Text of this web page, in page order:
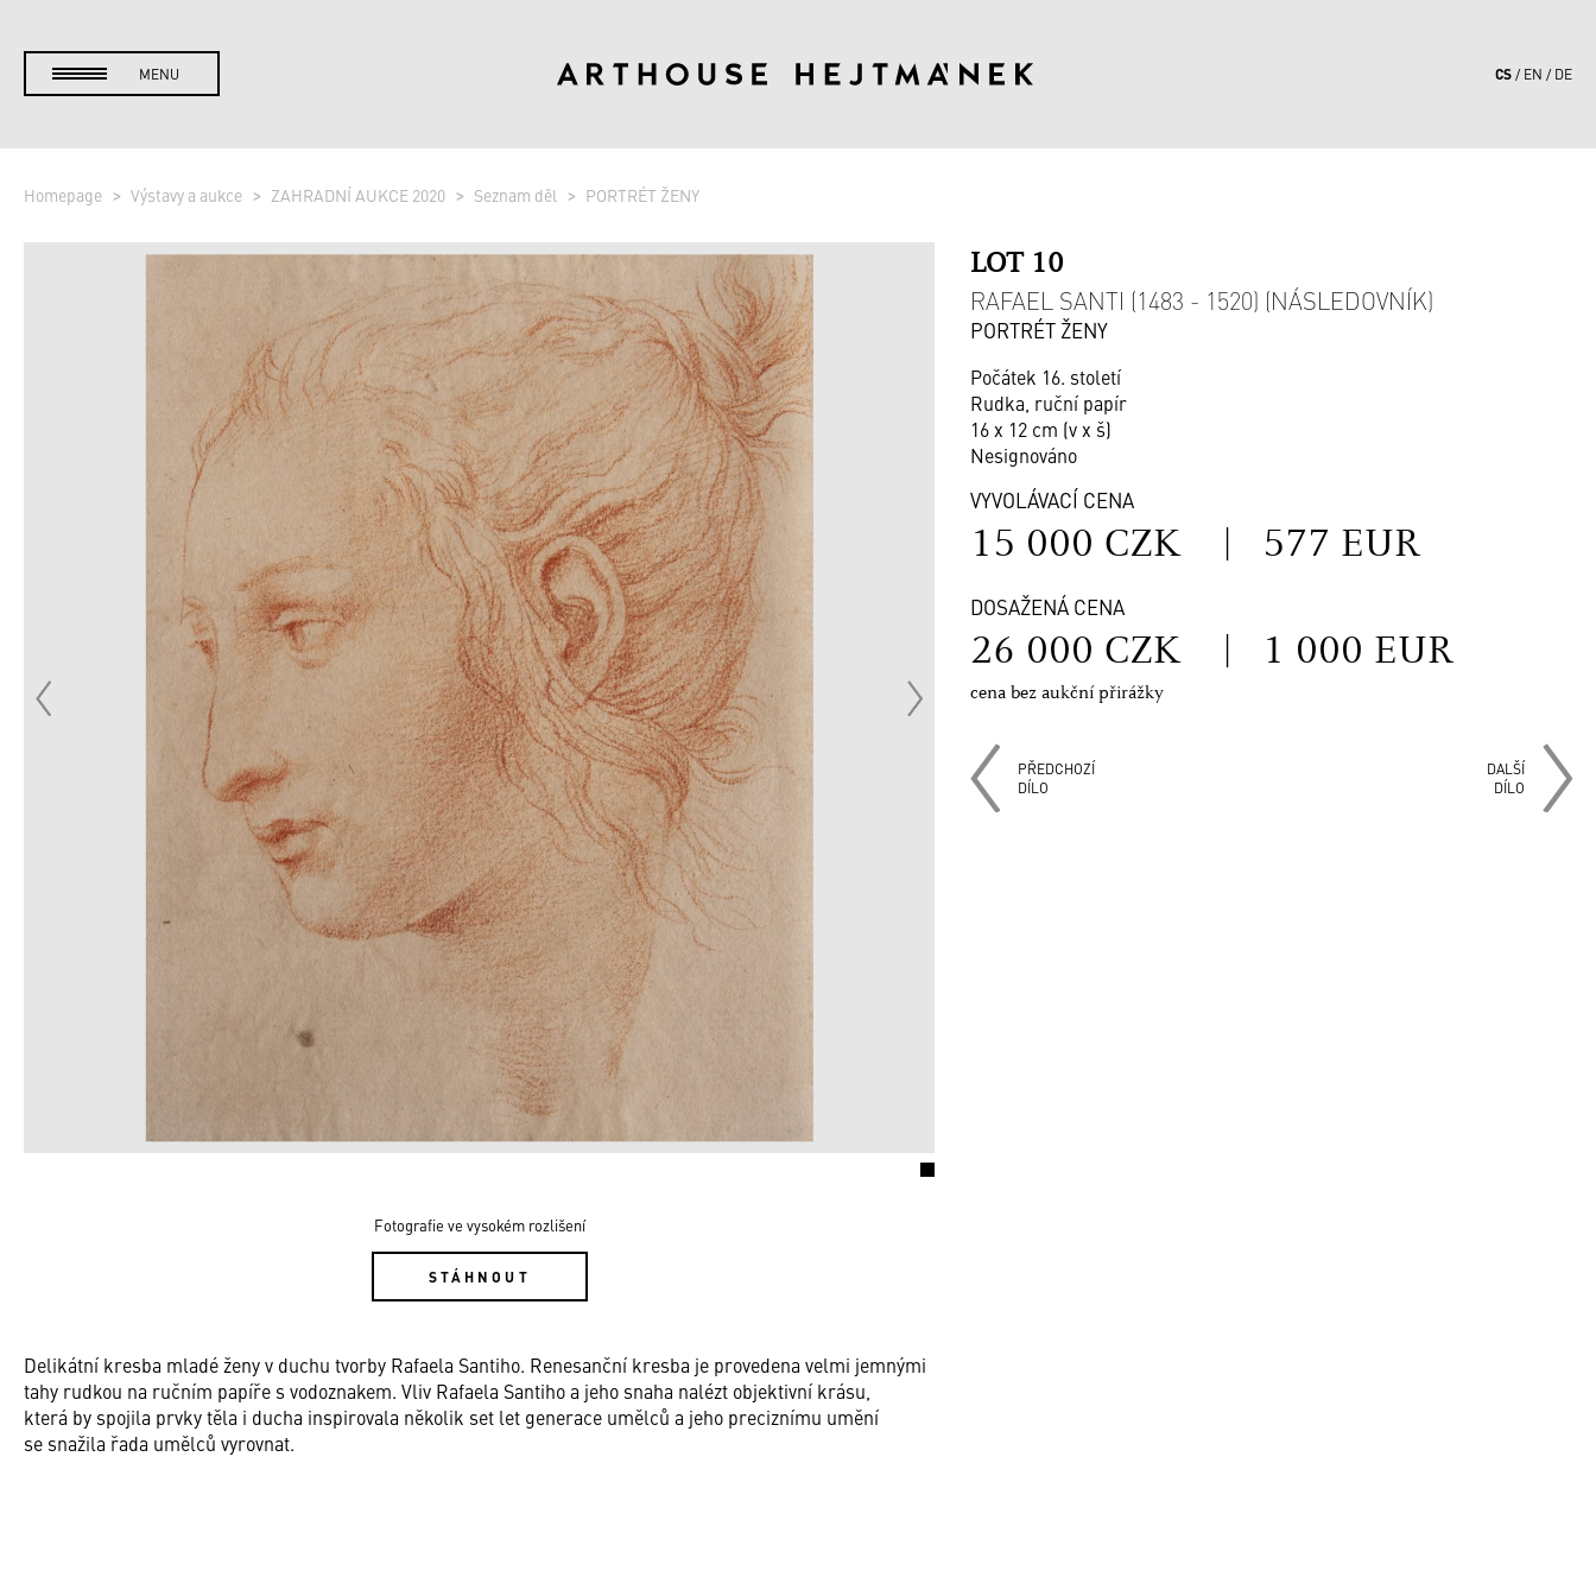
MENU CS EN DE
Homepage Výstavy a aukce ZAHRADNÍ AUKCE 2020 Seznam děl PORTRÉT ŽENY
Fotografie ve vysokém rozlišení
STÁHNOUT
LOT 10
RAFAEL SANTI (1483 - 1520) (NÁSLEDOVNÍK)
PORTRÉT ŽENY
Počátek 16. století
Rudka, ruční papír
16 x 12 cm (v x š)
Nesignováno
VYVOLÁVACÍ CENA
15 000 CZK | 577 EUR
DOSAŽENÁ CENA
26 000 CZK | 1 000 EUR
cena bez aukční přirážky
PŘEDCHOZÍ
DÍLO
DALŠÍ
DÍLO
Delikátní kresba mladé ženy v duchu tvorby Rafaela Santiho. Renesanční kresba je provedena velmi jemnými
tahy rudkou na ručním papíře s vodoznakem. Vliv Rafaela Santiho a jeho snaha nalézt objektivní krásu,
která by spojila prvky těla i ducha inspirovala několik set let generace umělců a jeho preciznímu umění
se snažila řada umělců vyrovnat.